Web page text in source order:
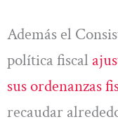
Además el
política fiscal
sus ordenanzas
recaudar